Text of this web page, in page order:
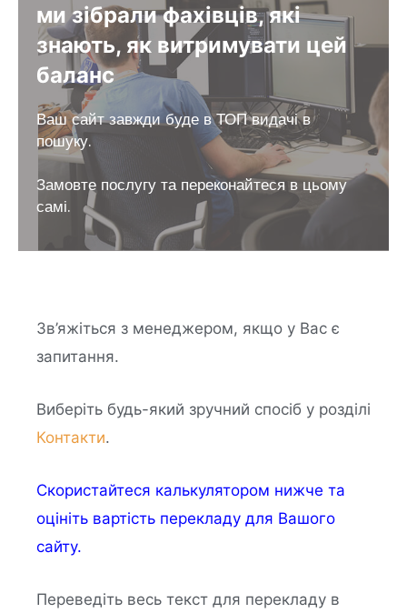
ми зібрали фахівців, які
знають, як витримувати цей
баланс
Ваш сайт завжди буде в ТОП видачі в
пошуку.
Замовте послугу та переконайтеся в цьому
самі.
Зв’яжіться з менеджером, якщо у Вас є
запитання.
Виберіть будь-який зручний спосіб у розділі
Контакти.
Скористайтеся калькулятором нижче та
оцініть вартість перекладу для Вашого
сайту.
Переведіть весь текст для перекладу в